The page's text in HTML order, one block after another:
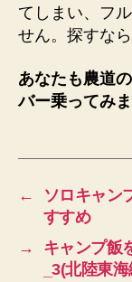
てしまい、フ
せん。探すな
あなたも農道
バー乗ってみ
←
ソロキャン
すすめ
→
キャンプ飯
_3(北陸東海